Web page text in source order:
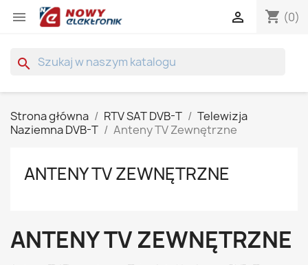
 shopping_cart (0)

search
Strona główna RTV SAT DVB-T
Telewizja
Naziemna DVB-T
Anteny TV Zewnętrzne
ANTENY TV ZEWNĘTRZNE
ANTENY TV ZEWNĘTRZNE